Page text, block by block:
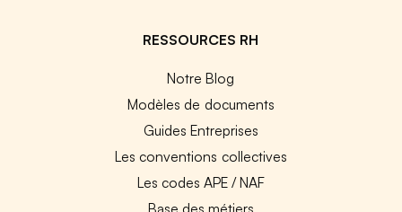
RESSOURCES RH
Notre Blog
Modèles de documents
Guides Entreprises
Les conventions collectives
Les codes APE / NAF
Base des métiers